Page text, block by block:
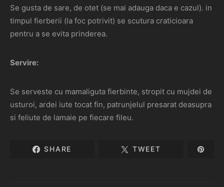
Se gusta de sare, de otet (se mai adauga daca e cazul). in
timpul fierberii (la foc potrivit) se scutura craticioara
pentru a se evita prinderea.
Servire:
Se serveste cu mamaliguta fierbinte, stropit cu mujdei de
usturoi, ardei iute tocat fin, patrunjelul presarat deasupra
si feliute de lamaie pe fiecare fileu.
SHARE TWEET